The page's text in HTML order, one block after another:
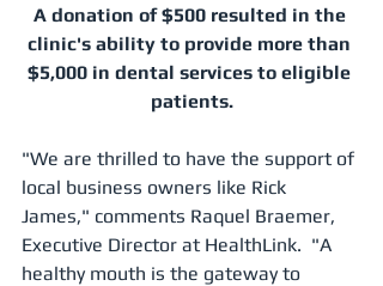
A donation of $500 resulted in the
clinic's ability to provide more than
$5,000 in dental services to eligible
patients.
"We are thrilled to have the support of
local business owners like Rick
James," comments Raquel Braemer,
Executive Director at HealthLink.  "A
healthy mouth is the gateway to